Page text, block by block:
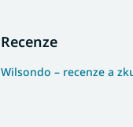
Recenze
Wilsondo – recenze a